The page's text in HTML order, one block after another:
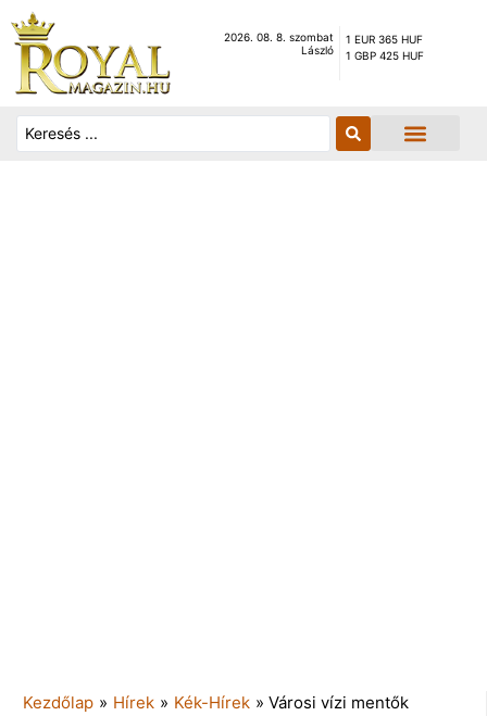
2026. 08. 8. szombat
László
1 EUR 365 HUF
1 GBP 425 HUF
Kezdőlap » Hírek » Kék-Hírek » Városi vízi mentők